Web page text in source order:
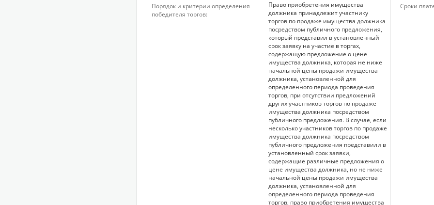
Порядок и критерии определения
победителя торгов:
Право приобретения имущества
должника принадлежит участнику
торгов по продаже имущества должника
посредством публичного предложения,
который представил в установленный
срок заявку на участие в торгах,
содержащую предложение о цене
имущества должника, которая не ниже
начальной цены продажи имущества
должника, установленной для
определенного периода проведения
торгов, при отсутствии предложений
других участников торгов по продаже
имущества должника посредством
публичного предложения. В случае, если
несколько участников торгов по продаже
имущества должника посредством
публичного предложения представили в
установленный срок заявки,
содержащие различные предложения о
цене имущества должника, но не ниже
начальной цены продажи имущества
должника, установленной для
определенного периода проведения
торгов, право приобретения имущества
Сроки